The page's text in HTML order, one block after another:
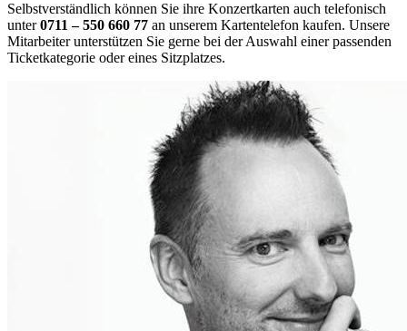
Selbstverständlich können Sie ihre Konzertkarten auch telefonisch
unter0711 – 550 660 77 an unserem Kartentelefon kaufen. Unsere
Mitarbeiter unterstützen Sie gerne bei der Auswahl einer passenden
Ticketkategorie oder eines Sitzplatzes.